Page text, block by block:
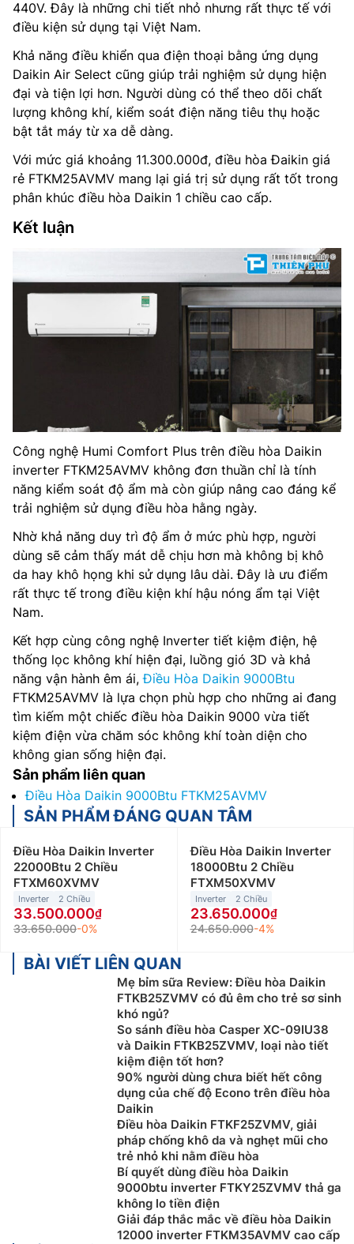
440V. Đây là những chi tiết nhỏ nhưng rất thực tế với
điều kiện sử dụng tại Việt Nam.
Khả năng điều khiển qua điện thoại bằng ứng dụng
Daikin Air Select cũng giúp trải nghiệm sử dụng hiện
đại và tiện lợi hơn. Người dùng có thể theo dõi chất
lượng không khí, kiểm soát điện năng tiêu thụ hoặc
bật tắt máy từ xa dễ dàng.
Với mức giá khoảng 11.300.000đ, điều hòa Đaikin giá
rẻ FTKM25AVMV mang lại giá trị sử dụng rất tốt trong
phân khúc điều hòa Daikin 1 chiều cao cấp.
Kết luận
Công nghệ Humi Comfort Plus trên điều hòa Daikin
inverter FTKM25AVMV không đơn thuần chỉ là tính
năng kiểm soát độ ẩm mà còn giúp nâng cao đáng kể
trải nghiệm sử dụng điều hòa hằng ngày.
Nhờ khả năng duy trì độ ẩm ở mức phù hợp, người
dùng sẽ cảm thấy mát dễ chịu hơn mà không bị khô
da hay khô họng khi sử dụng lâu dài. Đây là ưu điểm
rất thực tế trong điều kiện khí hậu nóng ẩm tại Việt
Nam.
Kết hợp cùng công nghệ Inverter tiết kiệm điện, hệ
thống lọc không khí hiện đại, luồng gió 3D và khả
năng vận hành êm ái,Điều Hòa Daikin 9000Btu
FTKM25AVMV là lựa chọn phù hợp cho những ai đang
tìm kiếm một chiếc điều hòa Daikin 9000 vừa tiết
kiệm điện vừa chăm sóc không khí toàn diện cho
không gian sống hiện đại.
Sản phẩm liên quan
Điều Hòa Daikin 9000Btu FTKM25AVMV
SẢN PHẨM ĐÁNG QUAN TÂM
Điều Hòa Daikin Inverter
22000Btu 2 Chiều
FTXM60XVMV
Inverter 2 Chiều
33.500.000
33.650.000-0%
Điều Hòa Daikin Inverter
18000Btu 2 Chiều
FTXM50XVMV
Inverter 2 Chiều
23.650.000
24.650.000-4%
BÀI VIẾT LIÊN QUAN
Mẹ bỉm sữa Review: Điều hòa Daikin
FTKB25ZVMV có đủ êm cho trẻ sơ sinh
khó ngủ?
So sánh điều hòa Casper XC-09IU38
và Daikin FTKB25ZVMV, loại nào tiết
kiệm điện tốt hơn?
90% người dùng chưa biết hết công
dụng của chế độ Econo trên điều hòa
Daikin
Điều hòa Daikin FTKF25ZVMV, giải
pháp chống khô da và nghẹt mũi cho
trẻ nhỏ khi nằm điều hòa
Bí quyết dùng điều hòa Daikin
9000btu inverter FTKY25ZVMV thả ga
không lo tiền điện
Giải đáp thắc mắc về điều hòa Daikin
12000 inverter FTKM35AVMV cao cấp